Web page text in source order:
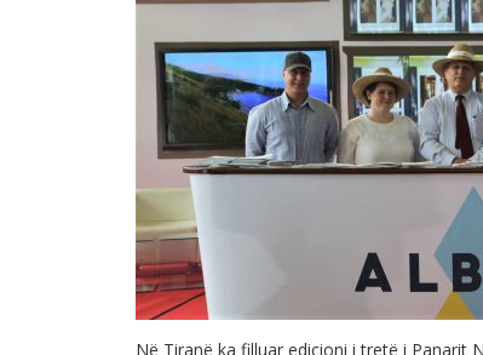
Në Tiranë ka filluar edicioni i tretë i Panarit